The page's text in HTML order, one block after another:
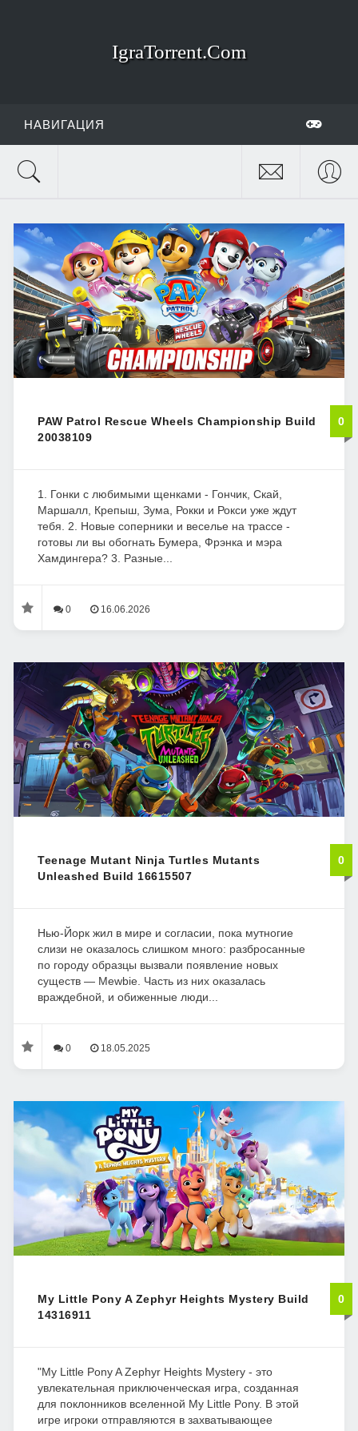
IgraTorrent.Com
НАВИГАЦИЯ
PAW Patrol Rescue Wheels Championship Build
20038109
0
1. Гонки с любимыми щенками - Гончик, Скай,
Маршалл, Крепыш, Зума, Рокки и Рокси уже ждут
тебя. 2. Новые соперники и веселье на трассе -
готовы ли вы обогнать Бумера, Фрэнка и мэра
Хамдингера? 3. Разные...
0 16.06.2026
Teenage Mutant Ninja Turtles Mutants
Unleashed Build 16615507
0
Нью-Йорк жил в мире и согласии, пока мутногие
слизи не оказалось слишком много: разбросанные
по городу образцы вызвали появление новых
существ — Mewbie. Часть из них оказалась
враждебной, и обиженные люди...
0 18.05.2025
My Little Pony A Zephyr Heights Mystery Build
14316911
0
"My Little Pony A Zephyr Heights Mystery - это
увлекательная приключенческая игра, созданная
для поклонников вселенной My Little Pony. В этой
игре игроки отправляются в захватывающее